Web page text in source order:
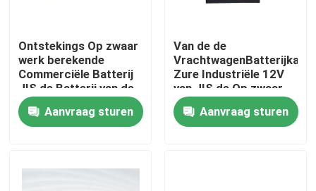
Huis
Producten
Ongeveer ons
Ontstekings Op zwaar
werk berekende
Commerciële Batterij
JIS de Batterij van de
12 Volttractor
Aanvraag sturen
Van de de
VrachtwagenBatterijkabel
Zure Industriële 12V
van JIS de Op zwaar
werk berekende
Batterij van de de
Voertuigen Draagbare
Aanvraag sturen